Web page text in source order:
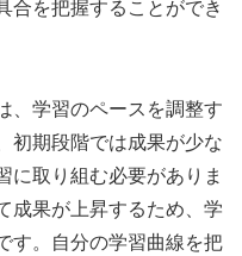
合を把握することができ
、学習のペースを調整す
初期段階では成果が少な
に取り組む必要がありま
成果が上昇するため、学
す。自分の学習曲線を把